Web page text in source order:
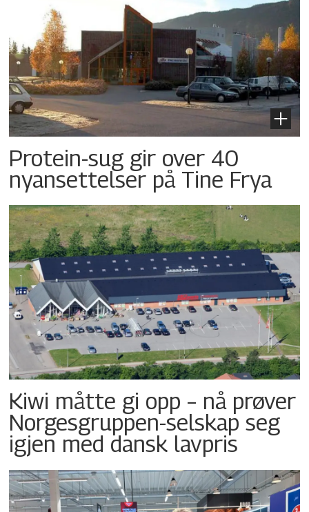
Protein-sug gir over 40
nyansettelser på Tine Frya
Kiwi måtte gi opp – nå prøver
Norgesgruppen-selskap seg
igjen med dansk lavpris